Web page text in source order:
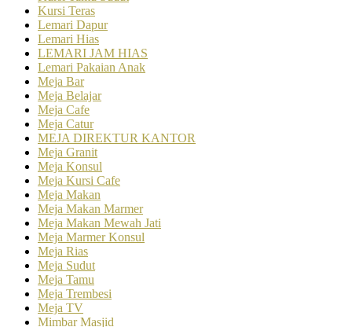
Kursi Teras
Lemari Dapur
Lemari Hias
LEMARI JAM HIAS
Lemari Pakaian Anak
Meja Bar
Meja Belajar
Meja Cafe
Meja Catur
MEJA DIREKTUR KANTOR
Meja Granit
Meja Konsul
Meja Kursi Cafe
Meja Makan
Meja Makan Marmer
Meja Makan Mewah Jati
Meja Marmer Konsul
Meja Rias
Meja Sudut
Meja Tamu
Meja Trembesi
Meja TV
Mimbar Masjid